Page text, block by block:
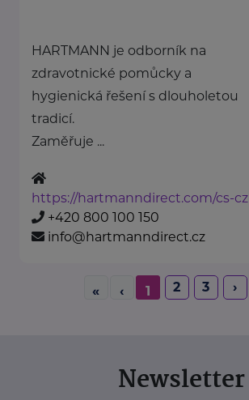
HARTMANN je odborník na
zdravotnické pomůcky a
hygienická řešení s dlouholetou
tradicí.
Zaměřuje ...
https://hartmanndirect.com/cs-cz
+420 800 100 150
info@hartmanndirect.cz
« ‹ 1 2 3 ›
Newsletter